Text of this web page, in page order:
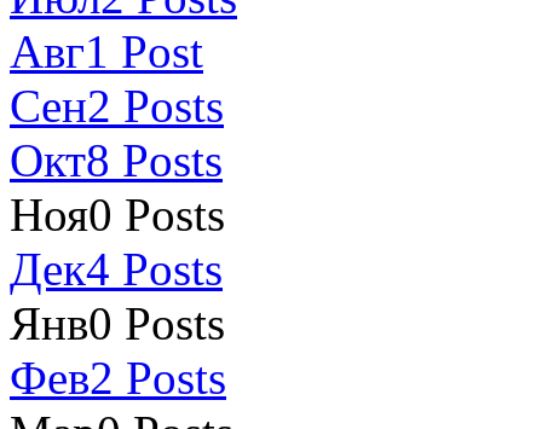
Авг1 Post
Сен2 Posts
Окт8 Posts
Ноя0 Posts
Дек4 Posts
Янв0 Posts
Фев2 Posts